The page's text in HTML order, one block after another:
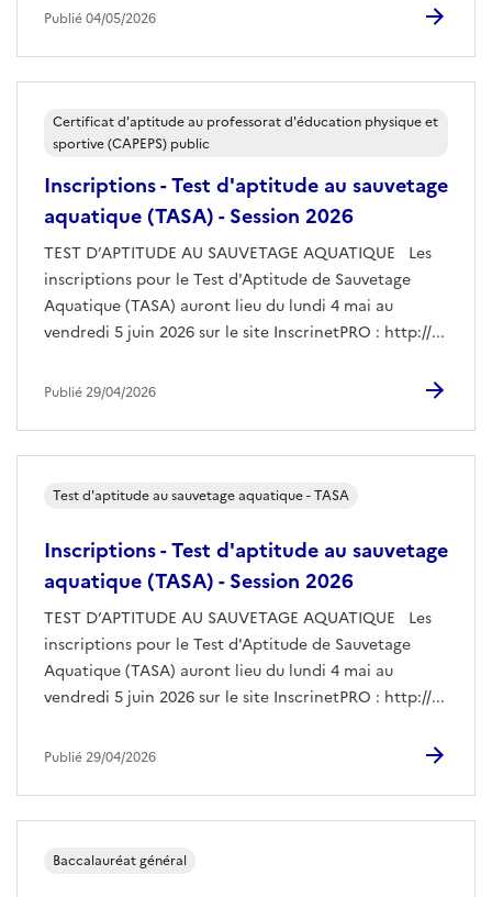
Publié 04/05/2026
Inscriptions - Test d'aptitude au sauvetage
aquatique (TASA) - Session 2026
TEST D’APTITUDE AU SAUVETAGE AQUATIQUE Les
inscriptions pour le Test d'Aptitude de Sauvetage
Aquatique (TASA) auront lieu du lundi 4 mai au
vendredi 5 juin 2026 sur le site InscrinetPRO : http://...
Certificat d'aptitude au professorat d'éducation physique et
sportive (CAPEPS) public
Publié 29/04/2026
Inscriptions - Test d'aptitude au sauvetage
aquatique (TASA) - Session 2026
TEST D’APTITUDE AU SAUVETAGE AQUATIQUE Les
inscriptions pour le Test d'Aptitude de Sauvetage
Aquatique (TASA) auront lieu du lundi 4 mai au
vendredi 5 juin 2026 sur le site InscrinetPRO : http://...
Test d'aptitude au sauvetage aquatique - TASA
Publié 29/04/2026
Baccalauréat général